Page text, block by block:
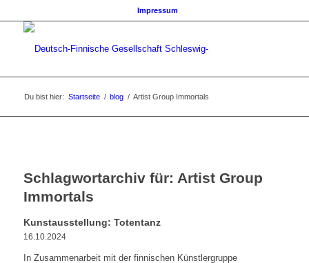
Impressum
Du bist hier: Startseite / blog / Artist Group Immortals
Schlagwortarchiv für: Artist Group
Immortals
Kunstausstellung: Totentanz
16.10.2024
In Zusammenarbeit mit der finnischen Künstlergruppe